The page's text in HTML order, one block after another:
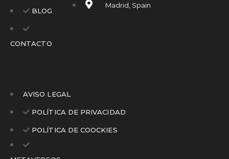
BLOG
CONTACTO
Madrid, Spain
AVISO LEGAL
POLÍTICA DE PRIVACIDAD
POLÍTICA DE COOCKIES